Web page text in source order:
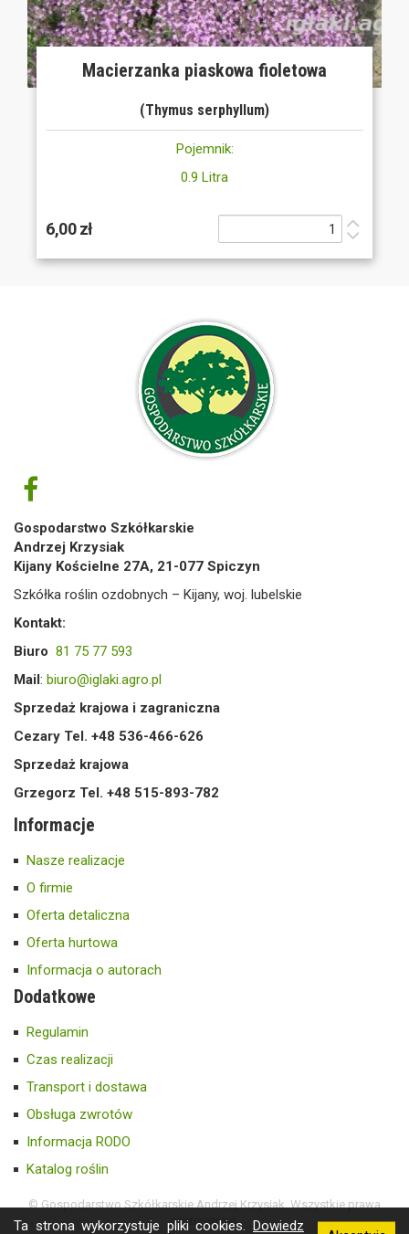
Macierzanka piaskowa fioletowa
(Thymus serphyllum)
Pojemnik:
0.9 Litra
6,00 zł
Gospodarstwo Szkółkarskie
Andrzej Krzysiak
Kijany Kościelne 27A, 21-077 Spiczyn
Szkółka roślin ozdobnych – Kijany, woj. lubelskie
Kontakt:
Biuro 81 75 77 593
Mail : biuro@iglaki.agro.pl
Sprzedaż krajowa i zagraniczna
Cezary Tel. +48 536-466-626
Sprzedaż krajowa
Grzegorz Tel. +48 515-893-782
Informacje
Nasze realizacje
O firmie
Oferta detaliczna
Oferta hurtowa
Informacja o autorach
Dodatkowe
Regulamin
Czas realizacji
Transport i dostawa
Obsługa zwrotów
Informacja RODO
Katalog roślin
© Gospodarstwo Szkółkarskie Andrzej Krzysiak. Wszystkie prawa
zastrzeżone.
Ta strona wykorzystuje pliki cookies. Dowiedz